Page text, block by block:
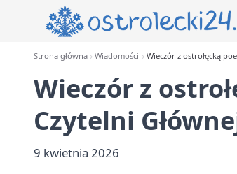
Strona główna Wiadomości Wieczór z ostrołęcką
Wieczór z
Czytelni
9 kwietnia 2026